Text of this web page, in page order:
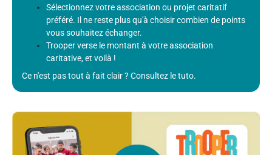
Sélectionnez votre association ou projet caritatif
préféré. Il ne reste plus qu'à choisir combien de points
vous souhaitez échanger.
Trooper verse le montant à votre association
caritative, et voilà !
Ce n'est pas tout à fait clair ? Consultez le tuto.